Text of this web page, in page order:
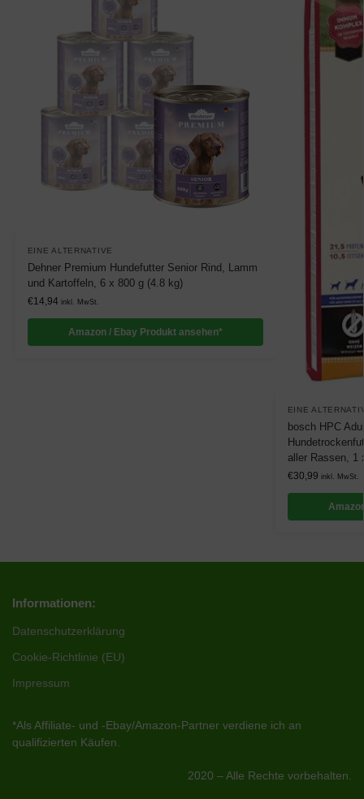
EINE ALTERNATIVE
Dehner Premium Hundefutter Senior Rind, Lamm
und Kartoffeln, 6 x 800 g (4.8 kg)
€14,94 inkl. MwSt.
Amazon / Ebay Produkt ansehen*
EINE
bosch HPC
aller Rassen, 1
€30,99 inkl. MwSt.
Informationen:
Datenschutzerklärung
Cookie-Richtlinie (EU)
Impressum
*Als Affiliate- und -Ebay/Amazon-Partner verdiene ich an
qualifizierten Käufen.
2020 – Alle Rechte vorbehalten.